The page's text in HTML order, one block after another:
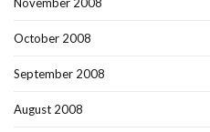
November 2008
October 2008
September 2008
August 2008